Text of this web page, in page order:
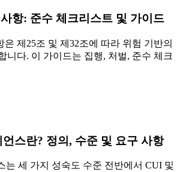
항: 준수 체크리스트 및 가이드
은 제25조 및 제32조에 따라 위험 기반의
니다. 이 가이드는 집행, 처벌, 준수 체크
스란? 정의, 수준 및 요구 사항
는 세 가지 성숙도 수준 전반에서 CUI 및